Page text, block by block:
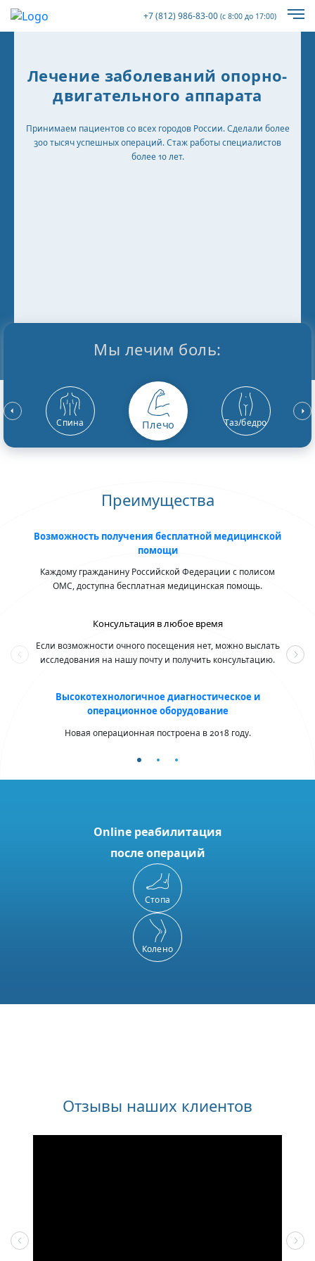
+7 (812) 986-83-00 (с 8:00 до 17:00)
Лечение заболеваний опорно-
двигательного аппарата
Принимаем пациентов со всех городов России. Сделали более
300 тысяч успешных операций. Стаж работы специалистов
более 10 лет.
Мы лечим боль:
Спина Плечо Таз/бедро
Преимущества
Возможность получения бесплатной медицинской
помощи
Каждому гражданину Российской Федерации с полисом
ОМС, доступна бесплатная медицинская помощь.
Консультация в любое время
Если возможности очного посещения нет, можно выслать
исследования на нашу почту и получить консультацию.
Высокотехнологичное диагностическое и
операционное оборудование
Новая операционная построена в 2018 году.
Online реабилитация
после операций
Стопа
Колено
Отзывы наших клиентов